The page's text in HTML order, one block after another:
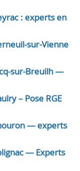
: experts en
sur-Vienne
sur-Breuilh —
– Pose RGE
— experts
— Experts